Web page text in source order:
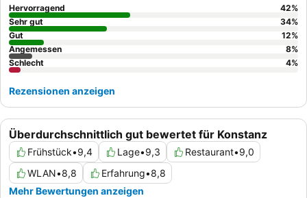
Zimmer in einer oberen Etage zu buchen, da es dort
möglicherweise ruhiger ist, da einige Zimmer unter Verkehrslärm
leiden können.
Überdurchschnittlich gut bewertet für Konstanz
Frühstück•9,4 Lage•9,3 Restaurant•9,0
WLAN•8,8 Erfahrung•8,8
Mehr Bewertungen anzeigen
Hervorragend 42%
Sehr gut
34%
Gut
12%
Angemessen
8%
Schlecht
4%
Rezensionen anzeigen